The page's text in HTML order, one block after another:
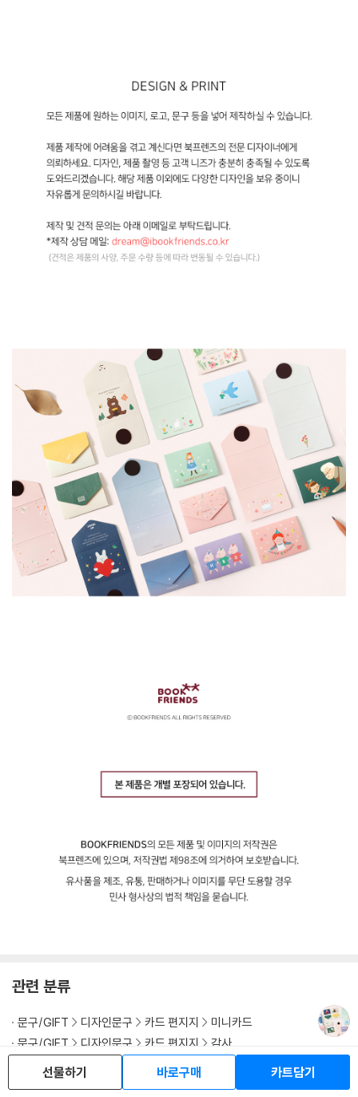
관련 분류
문구/GIFT 디자인문구 카드 편지지
미니카드
문구/GIFT
디자인문구 카드 편지지
감사
문구/GIFT
디자인문구 카드 편지지
디자인문구 사과/용서
선물하기 바로구매 카트담기